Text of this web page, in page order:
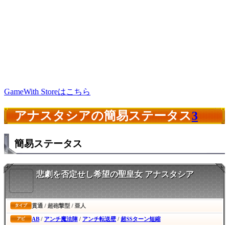
GameWith Storeはこちら
アナスタシアの簡易ステータス3
簡易ステータス
悲劇を否定せし希望の聖皇女 アナスタシア
タイプ 貫通 / 超砲撃型 / 亜人
アビ AB / アンチ魔法陣 / アンチ転送壁 / 超SSターン短縮